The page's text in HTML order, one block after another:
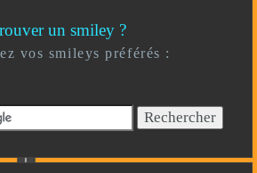
un smiley ?
vos smileys préférés :